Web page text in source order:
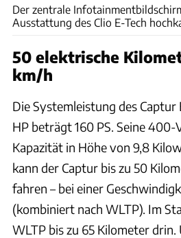
Der zentrale
Ausstattung des Clio E-Tech
50 elektrische
km/h
Die Systemleistung des Captur
HP beträgt 160 PS. Seine
Kapazität in Höhe von 9,8
kann der Captur bis zu 50
fahren – bei einer
(kombiniert nach WLTP). Im
WLTP bis zu 65 Kilometer